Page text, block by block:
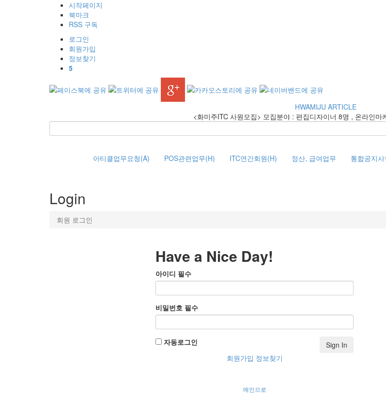
시작페이지
북마크
RSS 구독
로그인
회원가입
정보찾기
5
HWAMIJU ARTICLE
<화미주ITC 사원모집> 모집분야 : 편집디자이너 8명 , 온라인마
아티클업무요청(A) POS관련업무(H) ITC연간회원(H) 정산, 급여업무 통합공지
Login
회원 로그인
Have a Nice Day!
아이디 필수
비밀번호 필수
자동로그인
Sign In
회원가입 정보찾기
메인으로